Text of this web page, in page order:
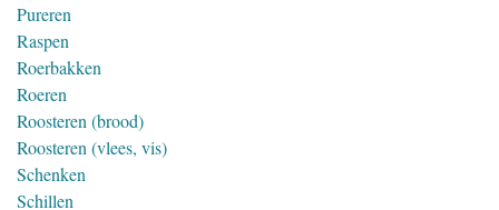
Pureren
Raspen
Roerbakken
Roeren
Roosteren (brood)
Roosteren (vlees, vis)
Schenken
Schillen